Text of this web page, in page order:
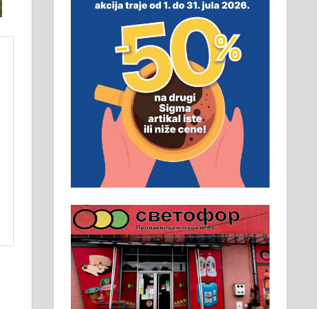
смештај, превоз, исхрана.
032/57-41-122 – локал 22
Пружам услуге завршних
радова у грађевини,
хидроизолације и молерских
радова. 061/25-28-058
Ало таксију потребан возач са Б
категоријом. 064/02-85-511
Потребна два радника за рад на
стоваришту „Липа промет” у
Алексинцу. За више
информација доћи лично на
стовариште у улици Максима
Горког 26 сваког радног дана од
8 до 15 часова. 063/465-045